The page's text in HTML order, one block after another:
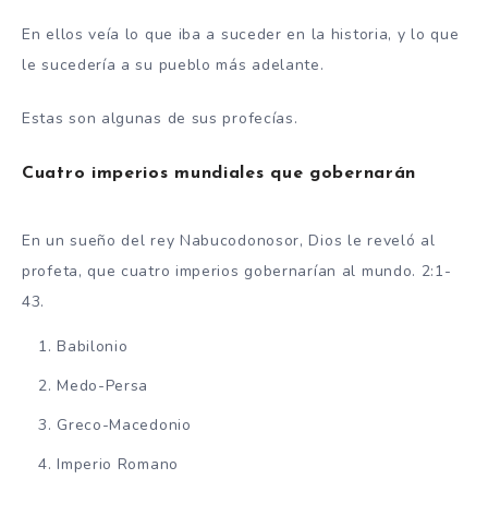
En ellos veía lo que iba a suceder en la historia, y lo que
le sucedería a su pueblo más adelante.
Estas son algunas de sus profecías.
Cuatro imperios mundiales que gobernarán
En un sueño del rey Nabucodonosor, Dios le reveló al
profeta, que cuatro imperios gobernarían al mundo. 2:1-
43.
Babilonio
Medo-Persa
Greco-Macedonio
Imperio Romano